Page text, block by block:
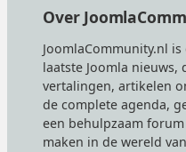
Over
JoomlaCommunity.nl
laatste Joomla nieuws,
vertalingen, artikelen
de complete agenda,
een behulpzaam
maken in de wereld